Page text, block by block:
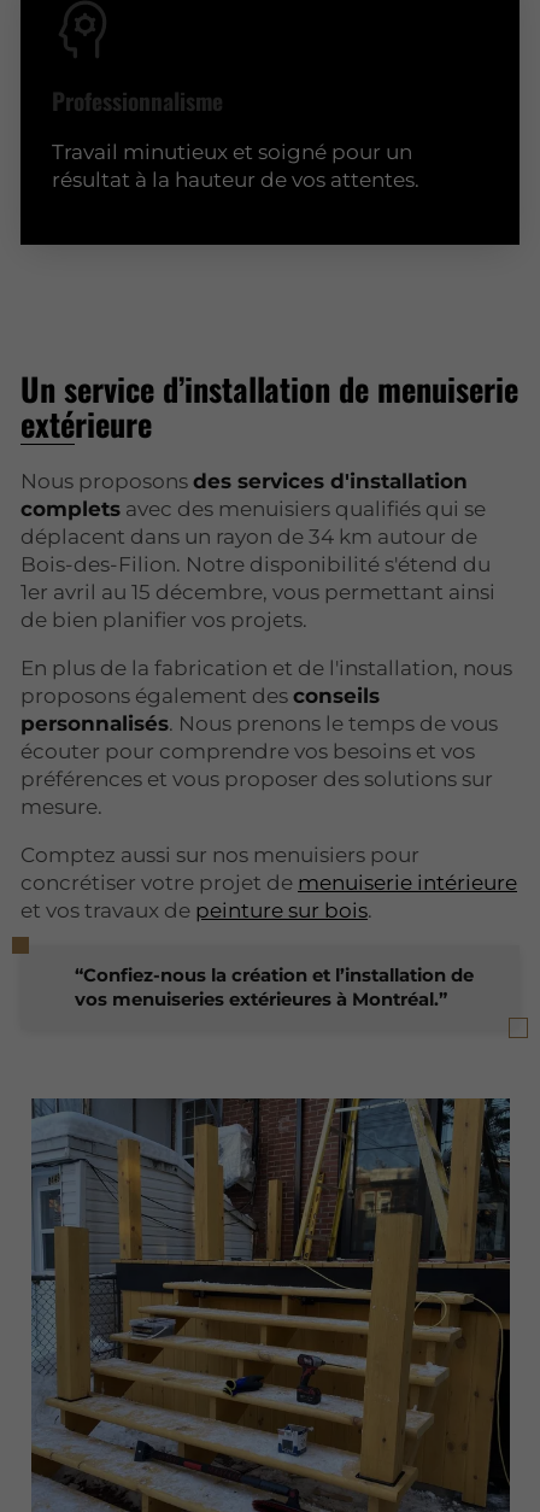
Professionnalisme
Travail minutieux et soigné pour un
résultat à la hauteur de vos attentes.
Un service d’installation de menuiserie
extérieure
Nous proposonsdes services d'installation
complets avec des menuisiers qualifiés qui se
déplacent dans un rayon de 34 km autour de
Bois-des-Filion. Notre disponibilité s'étend du
1er avril au 15 décembre, vous permettant ainsi
de bien planifier vos projets.
En plus de la fabrication et de l'installation, nous
proposons également desconseils
personnalisés. Nous prenons le temps de vous
écouter pour comprendre vos besoins et vos
préférences et vous proposer des solutions sur
mesure.
Comptez aussi sur nos menuisiers pour
concrétiser votre projet de menuiserie intérieure
et vos travaux de peinture sur bois.
Confiez-nous la création et l’installation de
vos menuiseries extérieures à Montréal.